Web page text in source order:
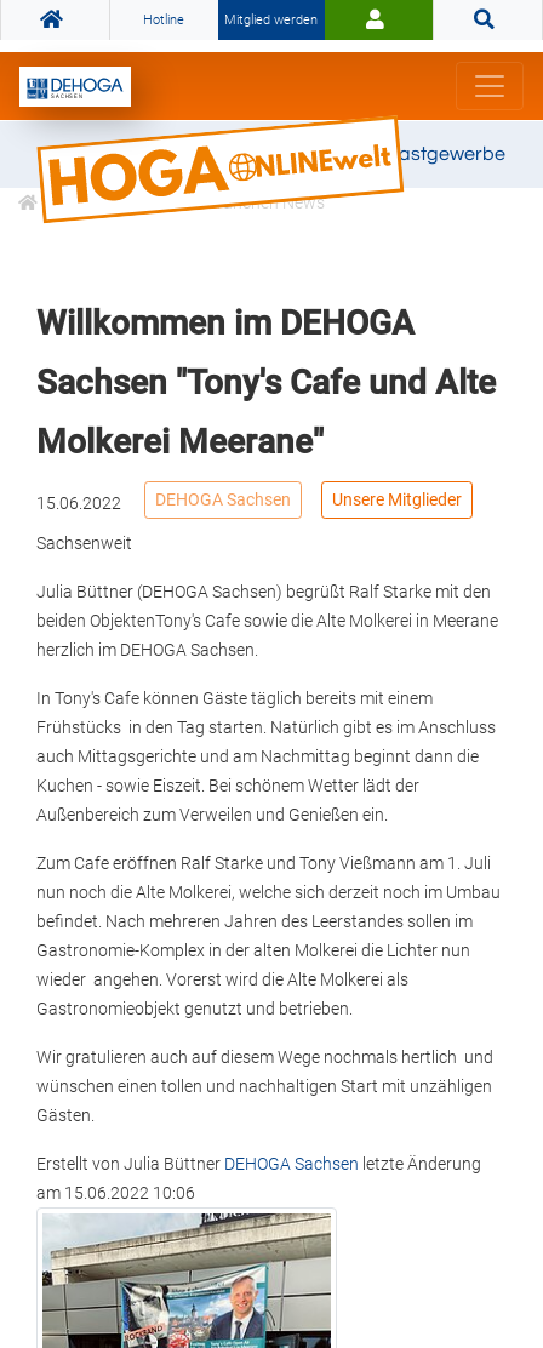
Hotline Mitglied werden
Gemeinsam stark für das Gastgewerbe
Informationen Branchen News
Willkommen im DEHOGA
Sachsen "Tony's Cafe und Alte
Molkerei Meerane"
15.06.2022 DEHOGA Sachsen Unsere Mitglieder
Sachsenweit
Julia Büttner (DEHOGA Sachsen) begrüßt Ralf Starke mit den
beiden ObjektenTony's Cafe sowie die Alte Molkerei in Meerane
herzlich im DEHOGA Sachsen.
In Tony's Cafe können Gäste täglich bereits mit einem
Frühstücks in den Tag starten. Natürlich gibt es im Anschluss
auch Mittagsgerichte und am Nachmittag beginnt dann die
Kuchen - sowie Eiszeit. Bei schönem Wetter lädt der
Außenbereich zum Verweilen und Genießen ein.
Zum Cafe eröffnen Ralf Starke und Tony Vießmann am 1. Juli
nun noch die Alte Molkerei, welche sich derzeit noch im Umbau
befindet. Nach mehreren Jahren des Leerstandes sollen im
Gastronomie-Komplex in der alten Molkerei die Lichter nun
wieder angehen. Vorerst wird die Alte Molkerei als
Gastronomieobjekt genutzt und betrieben.
Wir gratulieren auch auf diesem Wege nochmals hertlich und
wünschen einen tollen und nachhaltigen Start mit unzähligen
Gästen.
Erstellt von Julia Büttner DEHOGA Sachsen letzte Änderung
am 15.06.2022 10:06